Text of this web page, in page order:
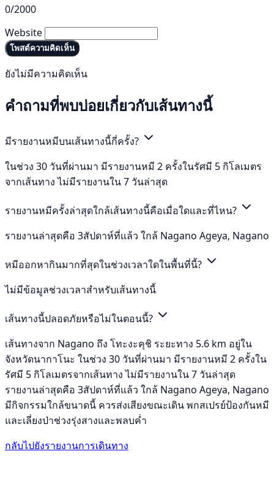
0/2000
Website
โพสต์ความคิดเห็น
ยังไม่มีความคิดเห็น
คำถามที่พบบ่อยเกี่ยวกับเส้นทางนี้
มีรายงานหมีบนเส้นทางนี้กี่ครั้ง?
ในช่วง 30 วันที่ผ่านมา มีรายงานหมี 2 ครั้งในรัศมี 5 กิโลเมตร
จากเส้นทาง ไม่มีรายงานใน 7 วันล่าสุด
รายงานหมีครั้งล่าสุดใกล้เส้นทางนี้คือเมื่อใดและที่ไหน?
รายงานล่าสุดคือ 3สัปดาห์ที่แล้ว ใกล้ Nagano Ageya, Nagano
หมีออกหากินมากที่สุดในช่วงเวลาใดในพื้นที่นี้?
ไม่มีข้อมูลช่วงเวลาสำหรับเส้นทางนี้
เส้นทางนี้ปลอดภัยหรือไม่ในตอนนี้?
เส้นทางจาก Nagano ถึง โทะงะคุชิ ระยะทาง 5.6 km อยู่ใน
จังหวัดนากาโนะ ในช่วง 30 วันที่ผ่านมา มีรายงานหมี 2 ครั้งใน
รัศมี 5 กิโลเมตรจากเส้นทาง ไม่มีรายงานใน 7 วันล่าสุด
รายงานล่าสุดคือ 3สัปดาห์ที่แล้ว ใกล้ Nagano Ageya, Nagano
มีกิจกรรมใกล้ขนาดนี้ ควรส่งเสียงขณะเดิน พกสเปรย์ป้องกันหมี
และเลี่ยงป่าช่วงรุ่งสางและพลบค่ำ
กลับไปยังรายงานการเดินทาง